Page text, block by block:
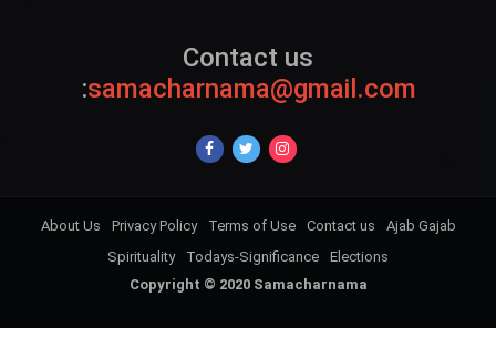
Contact us
:samacharnama@gmail.com
Copyright © 2020 Samacharnama
About Us Privacy Policy Terms of Use Contact us
Ajab Gajab
Spirituality
Todays-Significance Elections